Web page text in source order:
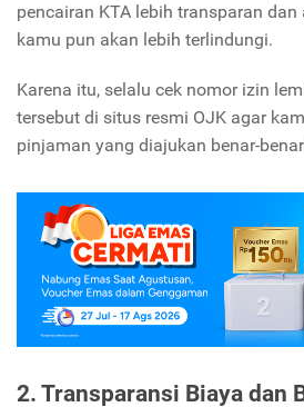
pencairan KTA lebih transparan
kamu pun akan lebih terlindungi.
Karena itu, selalu cek nomor izin
tersebut di situs resmi OJK agar
pinjaman yang diajukan benar-
2. Transparansi Biaya dan